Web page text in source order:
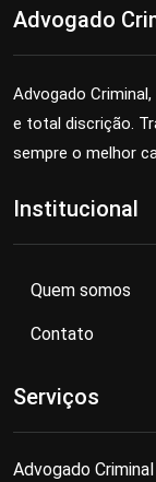
Advogado
Advogado
e total discrição.
sempre o melhor
Institucional
Quem somos
Contato
Serviços
Advogado